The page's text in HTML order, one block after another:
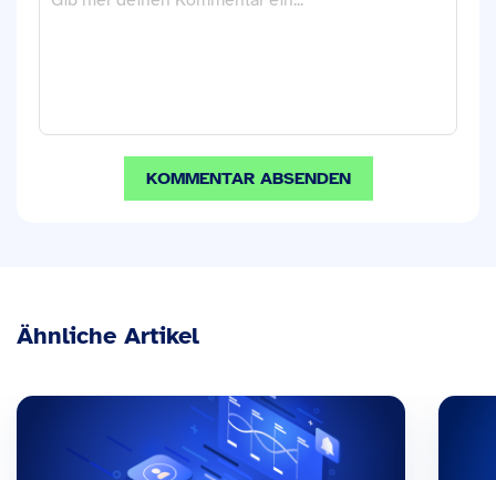
Ähnliche Artikel